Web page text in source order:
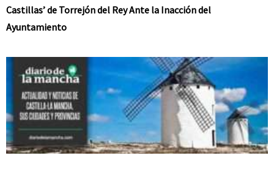
Castillas’ de Torrejón del Rey Ante la Inacción del
Ayuntamiento